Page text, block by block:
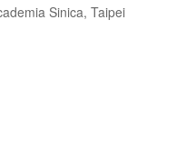
Sinica, Taipei